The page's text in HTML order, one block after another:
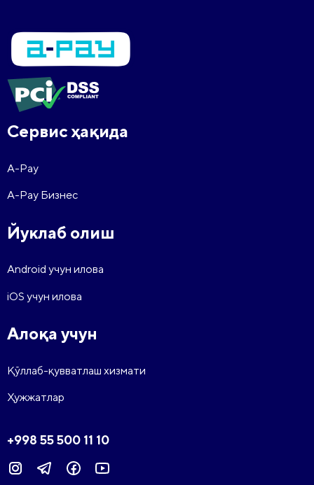
Сервис ҳақида
A-Pay
A-Pay Бизнес
Йуклаб олиш
Android учун илова
iOS учун илова
Алоқа учун
Қўллаб-қувватлаш хизмати
Ҳужжатлар
+998 55 500 11 10